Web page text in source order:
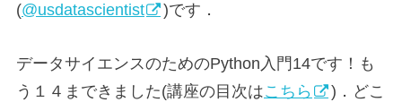
(@usdatascientist )です．
データサイエンスのためのPython入門14です！も
う１４まできました(講座の目次はこちら
)．どこ